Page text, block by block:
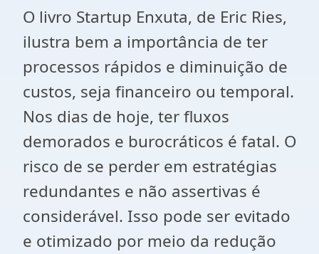
O livro Startup Enxuta, de Eric Ries,
ilustra bem a importância de ter
processos rápidos e diminuição de
custos, seja financeiro ou temporal.
Nos dias de hoje, ter fluxos
demorados e burocráticos é fatal. O
risco de se perder em estratégias
redundantes e não assertivas é
considerável. Isso pode ser evitado
e otimizado por meio da redução